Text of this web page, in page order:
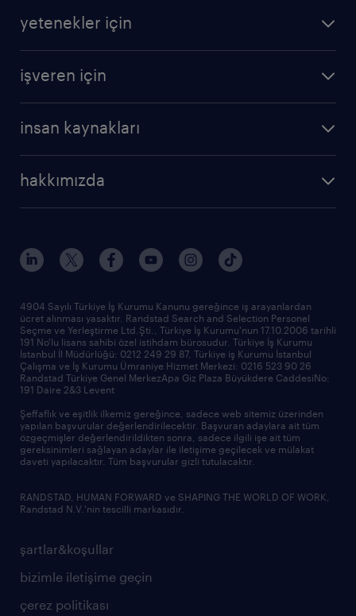
yetenekler için
işveren için
insan kaynakları
hakkımızda
şartlar&koşullar
bizimle iletişime geçin
çerez politikası
4904 Sayılı Türkiye İş Kurumu Kanunu gereğince iş arayanlardan
ücret alınması yasaktır. Randstad Search and Selection Personel
Seçme ve Yerleştirme Ltd.Şti., Türkiye İş Kurumu'nun 17.10.2006 tarihli
191 No'lu lisans sahibi özel istihdam bürosudur. Türkiye İş Kurumu
İstanbul İl Müdürlüğü: 0212 249 29 87, Türkiye iş Kurumu İstanbul
Çalışma ve İş Kurumu Ümraniye Hizmet Merkezi: 0216 523 90 26
Randstad Türkiye Genel MerkezApa Giz Plaza Büyükdere CaddesiNo:
191 Daire 2&3 Levent
Şeffaflık ve eşitlik ilkemiz gereğince, sadece web sitemiz üzerinden
yapılan başvurular değerlendirilecektir. Başvuran adaylara ait tüm
özgeçmişler değerlendirildikten sonra, sadece ilgili işe ait tüm
gereksinimleri sağlayan adaylar ile iletişime geçilecek ve mülakat
daveti yapılacaktır. Tüm başvurular gizli tutulacaktır.
RANDSTAD, HUMAN FORWARD ve SHAPING THE WORLD OF WORK,
Randstad N.V.'nin tescilli markasıdır.